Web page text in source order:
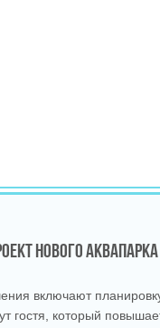
НОВОГО
включают
который повышает